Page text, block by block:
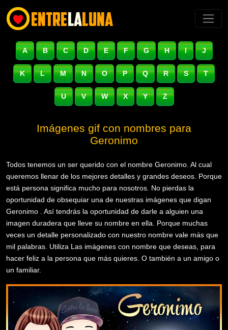
A B C D E F G H I J
K L M N O P Q R S T
U V W X Y Z
Imágenes gif con nombres para
Geronimo
Todos tenemos un ser querido con el nombre Geronimo. Al cual
queremos llenar de los mejores detalles y grandes deseos. Porque
está persona significa mucho para nosotros. No pierdas la
oportunidad de obsequiar una de nuestras imágenes que digan
Geronimo . Así tendrás la oportunidad de darle a alguien una
imagen duradera que lleve su nombre en ella. Porque muchas
veces un detalle personalizado con nuestro nombre vale más que
mil palabras. Utiliza Las imágenes con nombre que deseas, para
hacer feliz a la persona que más quieres. O también a un amigo o
un familiar.